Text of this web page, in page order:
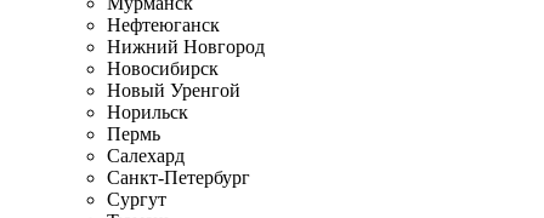
Нефтеюганск
Нижний Новгород
Новосибирск
Новый Уренгой
Норильск
Пермь
Салехард
Санкт-Петербург
Сургут